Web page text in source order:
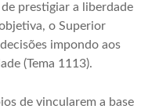
prestigiar a liberdade
o Superior
impondo aos
(Tema 1113).
de vincularem a base